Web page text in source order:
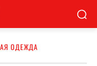
ОДЕЖДА